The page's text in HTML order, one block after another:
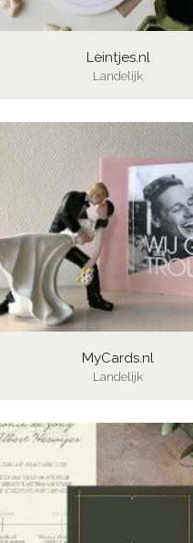
Leintjes.nl
Landelijk
MyCards.nl
Landelijk